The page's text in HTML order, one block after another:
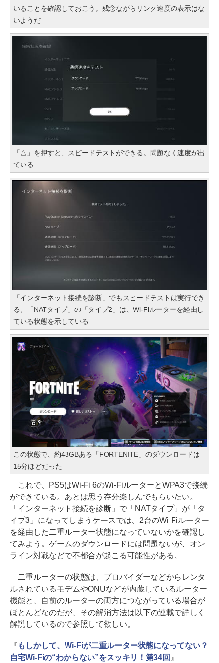
いることを確認しておこう。残念ながらリンク速度の表示はな
いようだ
「△」を押すと、スピードテストができる。問題なく速度が出
ている
「インターネット接続を診断」でもスピードテストは実行でき
る。「NATタイプ」の「タイプ2」は、Wi-Fiルーターを経由し
ている状態を示している
この状態で、約43GBある「FORTENITE」のダウンロードは
15分ほどだった
これで、PS5はWi-Fi 6のWi-FiルーターとWPA3で接続
ができている。あとは思う存分楽しんでもらいたい。
「インターネット接続を診断」で「NATタイプ」が「タ
イプ3」になってしまうケースでは、2台のWi-Fiルーター
を経由した二重ルーター状態になっていないかを確認し
てみよう。ゲームのダウンロードには問題ないが、オン
ライン対戦などで不都合が起こる可能性がある。
二重ルーターの状態は、プロバイダーなどからレンタ
ルされているモデムやONUなどが内蔵しているルーター
機能と、自前のルーターの両方につながっている場合が
ほとんどなのだが、その解消方法は以下の連載で詳しく
解説しているので参照して欲しい。
『 もしかして、Wi-Fiが二重ルーター状態になってない？
自宅Wi-Fiの“わからない”をスッキリ！第34回 』